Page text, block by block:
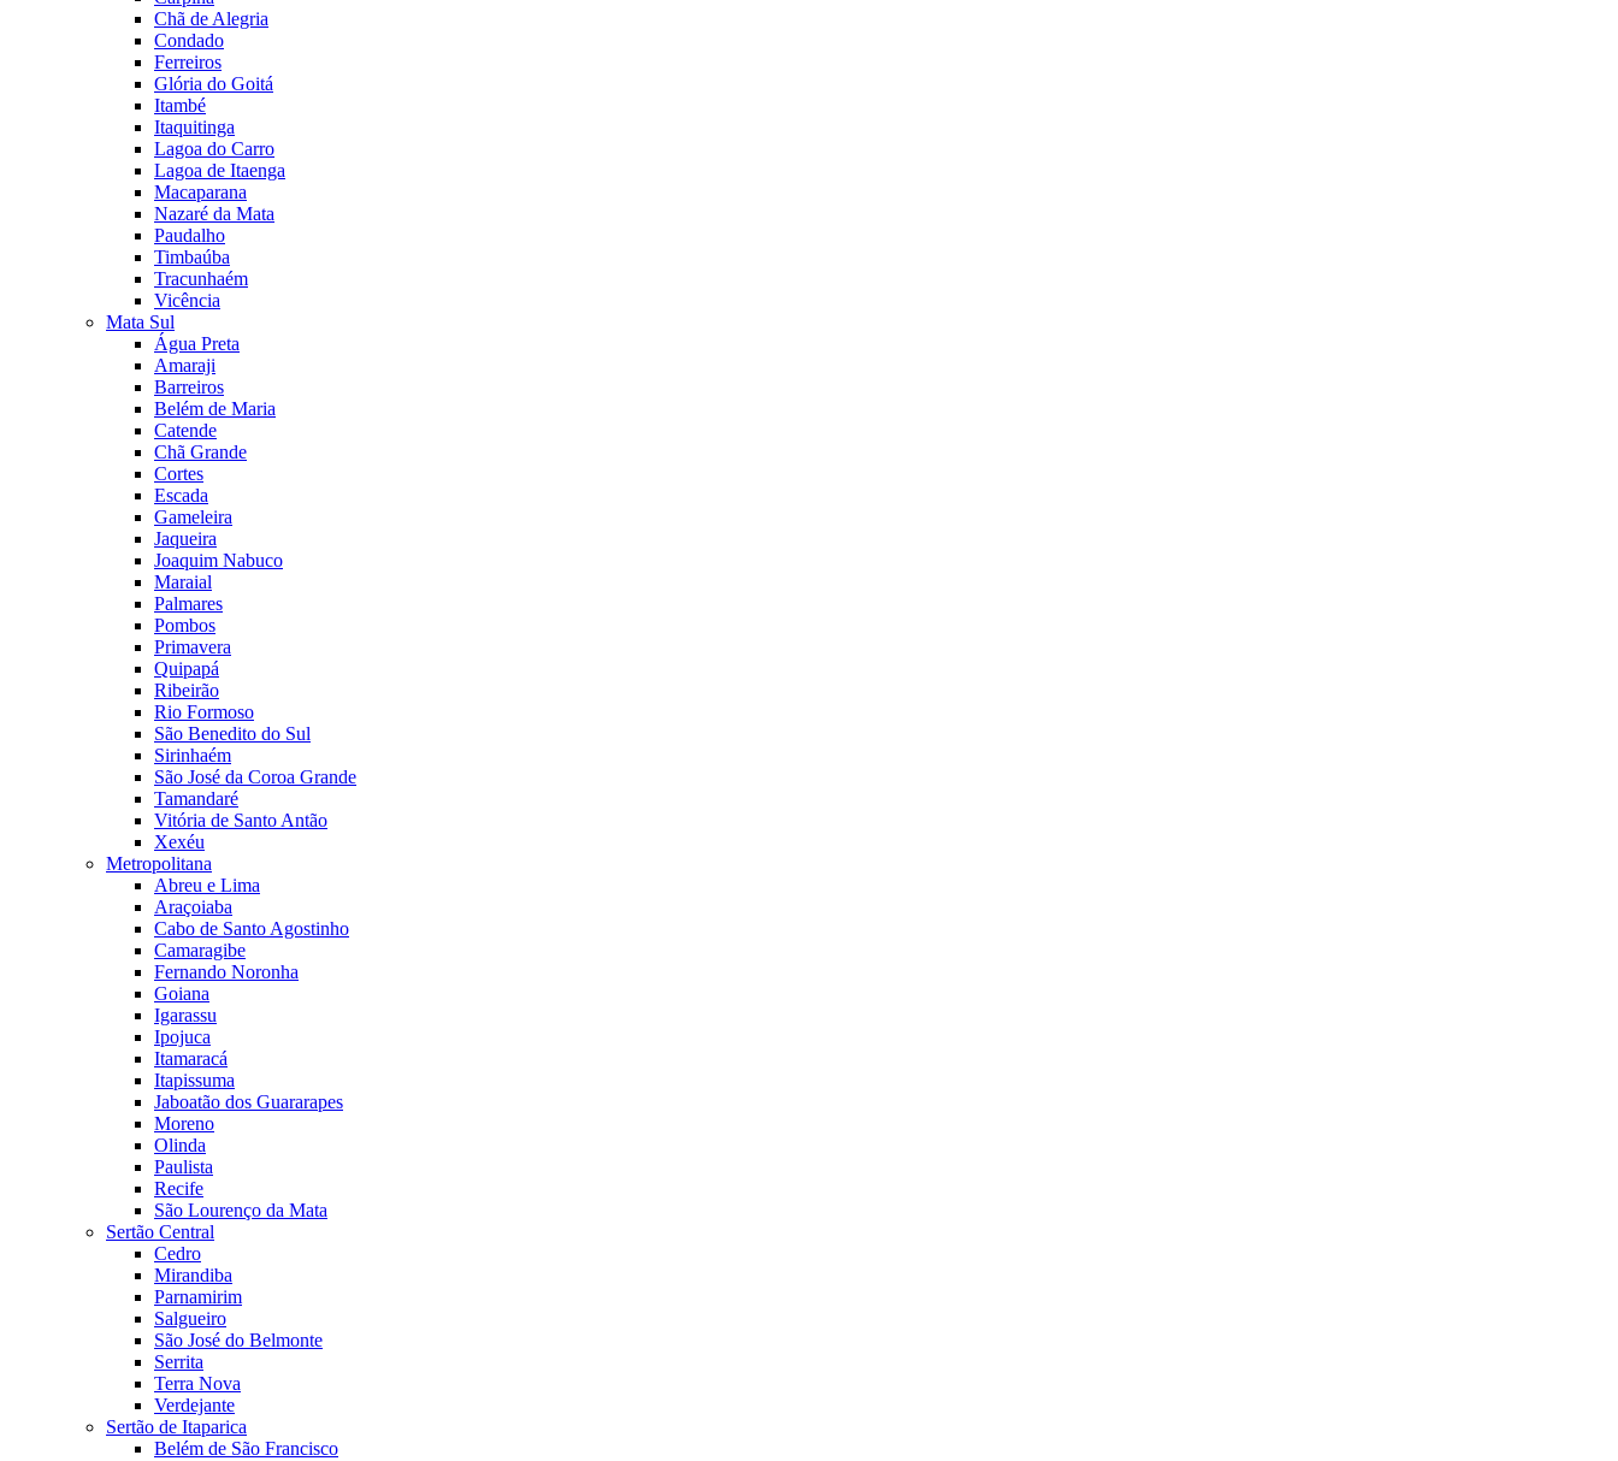
Chã de Alegria
Condado
Ferreiros
Glória do Goitá
Itambé
Itaquitinga
Lagoa do Carro
Lagoa de Itaenga
Macaparana
Nazaré da Mata
Paudalho
Timbaúba
Tracunhaém
Vicência
Mata Sul
Água Preta
Amaraji
Barreiros
Belém de Maria
Catende
Chã Grande
Cortes
Escada
Gameleira
Jaqueira
Joaquim Nabuco
Maraial
Palmares
Pombos
Primavera
Quipapá
Ribeirão
Rio Formoso
São Benedito do Sul
Sirinhaém
São José da Coroa Grande
Tamandaré
Vitória de Santo Antão
Xexéu
Metropolitana
Abreu e Lima
Araçoiaba
Cabo de Santo Agostinho
Camaragibe
Fernando Noronha
Goiana
Igarassu
Ipojuca
Itamaracá
Itapissuma
Jaboatão dos Guararapes
Moreno
Olinda
Paulista
Recife
São Lourenço da Mata
Sertão Central
Cedro
Mirandiba
Parnamirim
Salgueiro
São José do Belmonte
Serrita
Terra Nova
Verdejante
Sertão de Itaparica
Belém de São Francisco